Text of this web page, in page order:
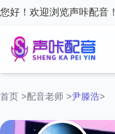
您好！欢迎浏览声咔配音！
首页 >配音老师 >尹滕浩>